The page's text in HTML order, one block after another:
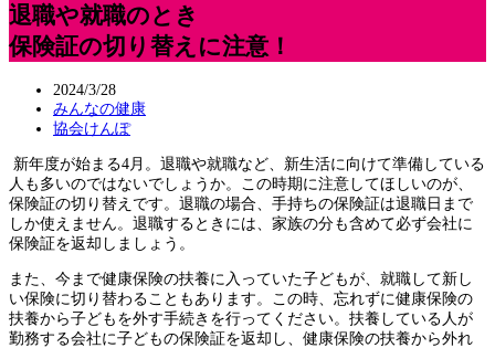
退職や就職のとき
保険証の切り替えに注意！
2024/3/28
みんなの健康
協会けんぽ
新年度が始まる4月。退職や就職など、新生活に向けて準備している
人も多いのではないでしょうか。この時期に注意してほしいのが、
保険証の切り替えです。退職の場合、手持ちの保険証は退職日まで
しか使えません。退職するときには、家族の分も含めて必ず会社に
保険証を返却しましょう。
また、今まで健康保険の扶養に入っていた子どもが、就職して新し
い保険に切り替わることもあります。この時、忘れずに健康保険の
扶養から子どもを外す手続きを行ってください。扶養している人が
勤務する会社に子どもの保険証を返却し、健康保険の扶養から外れ